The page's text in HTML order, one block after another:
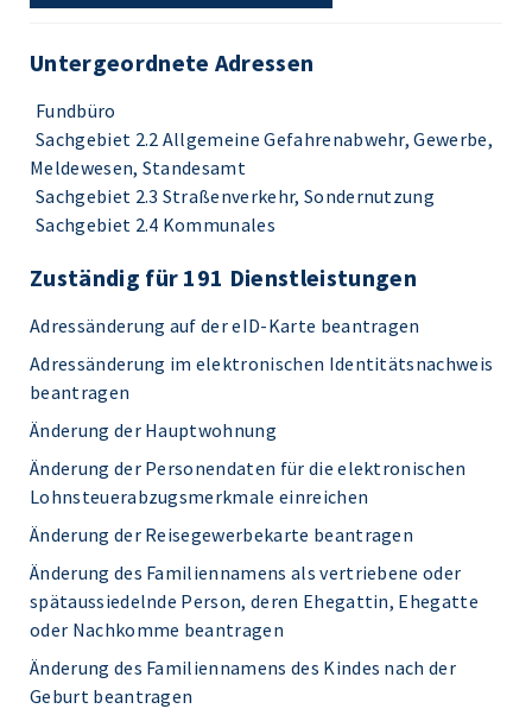
Untergeordnete Adressen
Fundbüro
Sachgebiet 2.2 Allgemeine Gefahrenabwehr, Gewerbe,
Meldewesen, Standesamt
Sachgebiet 2.3 Straßenverkehr, Sondernutzung
Sachgebiet 2.4 Kommunales
Zuständig für 191 Dienstleistungen
Adressänderung auf der eID-Karte beantragen
Adressänderung im elektronischen Identitätsnachweis
beantragen
Änderung der Hauptwohnung
Änderung der Personendaten für die elektronischen
Lohnsteuerabzugsmerkmale einreichen
Änderung der Reisegewerbekarte beantragen
Änderung des Familiennamens als vertriebene oder
spätaussiedelnde Person, deren Ehegattin, Ehegatte
oder Nachkomme beantragen
Änderung des Familiennamens des Kindes nach der
Geburt beantragen